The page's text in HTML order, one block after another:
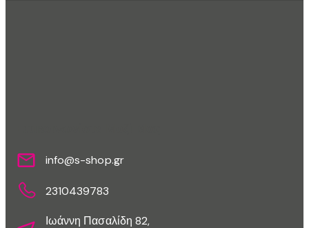
info@s-shop.gr
2310439783
Ιωάννη Πασαλίδη 82,